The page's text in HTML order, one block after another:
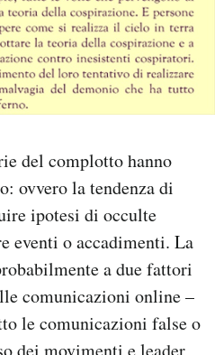
del complotto hanno
ovvero la tendenza di
ipotesi di occulte
eventi o accadimenti. La
a due fattori
comunicazioni online –
le comunicazioni false o
dei movimenti e leader